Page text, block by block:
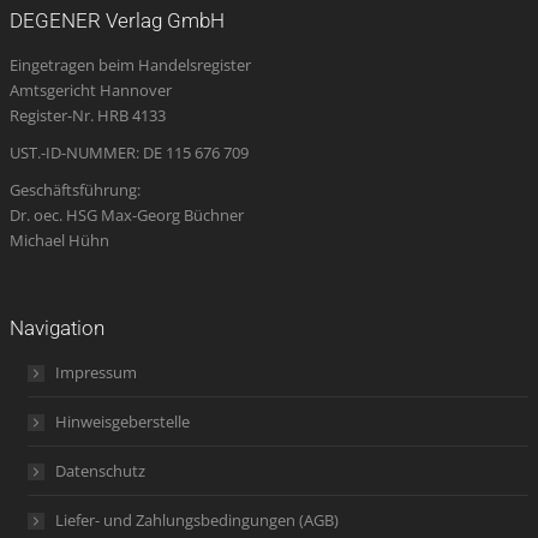
new
window
new
window
new
window
opens
in
new
new
DEGENER Verlag GmbH
Eingetragen beim Handelsregister
Amtsgericht Hannover
Register-Nr. HRB 4133
UST.-ID-NUMMER: DE 115 676 709
Geschäftsführung:
Dr. oec. HSG Max-Georg Büchner
Michael Hühn
Navigation
Impressum
Hinweisgeberstelle
Datenschutz
Liefer- und Zahlungsbedingungen (AGB)